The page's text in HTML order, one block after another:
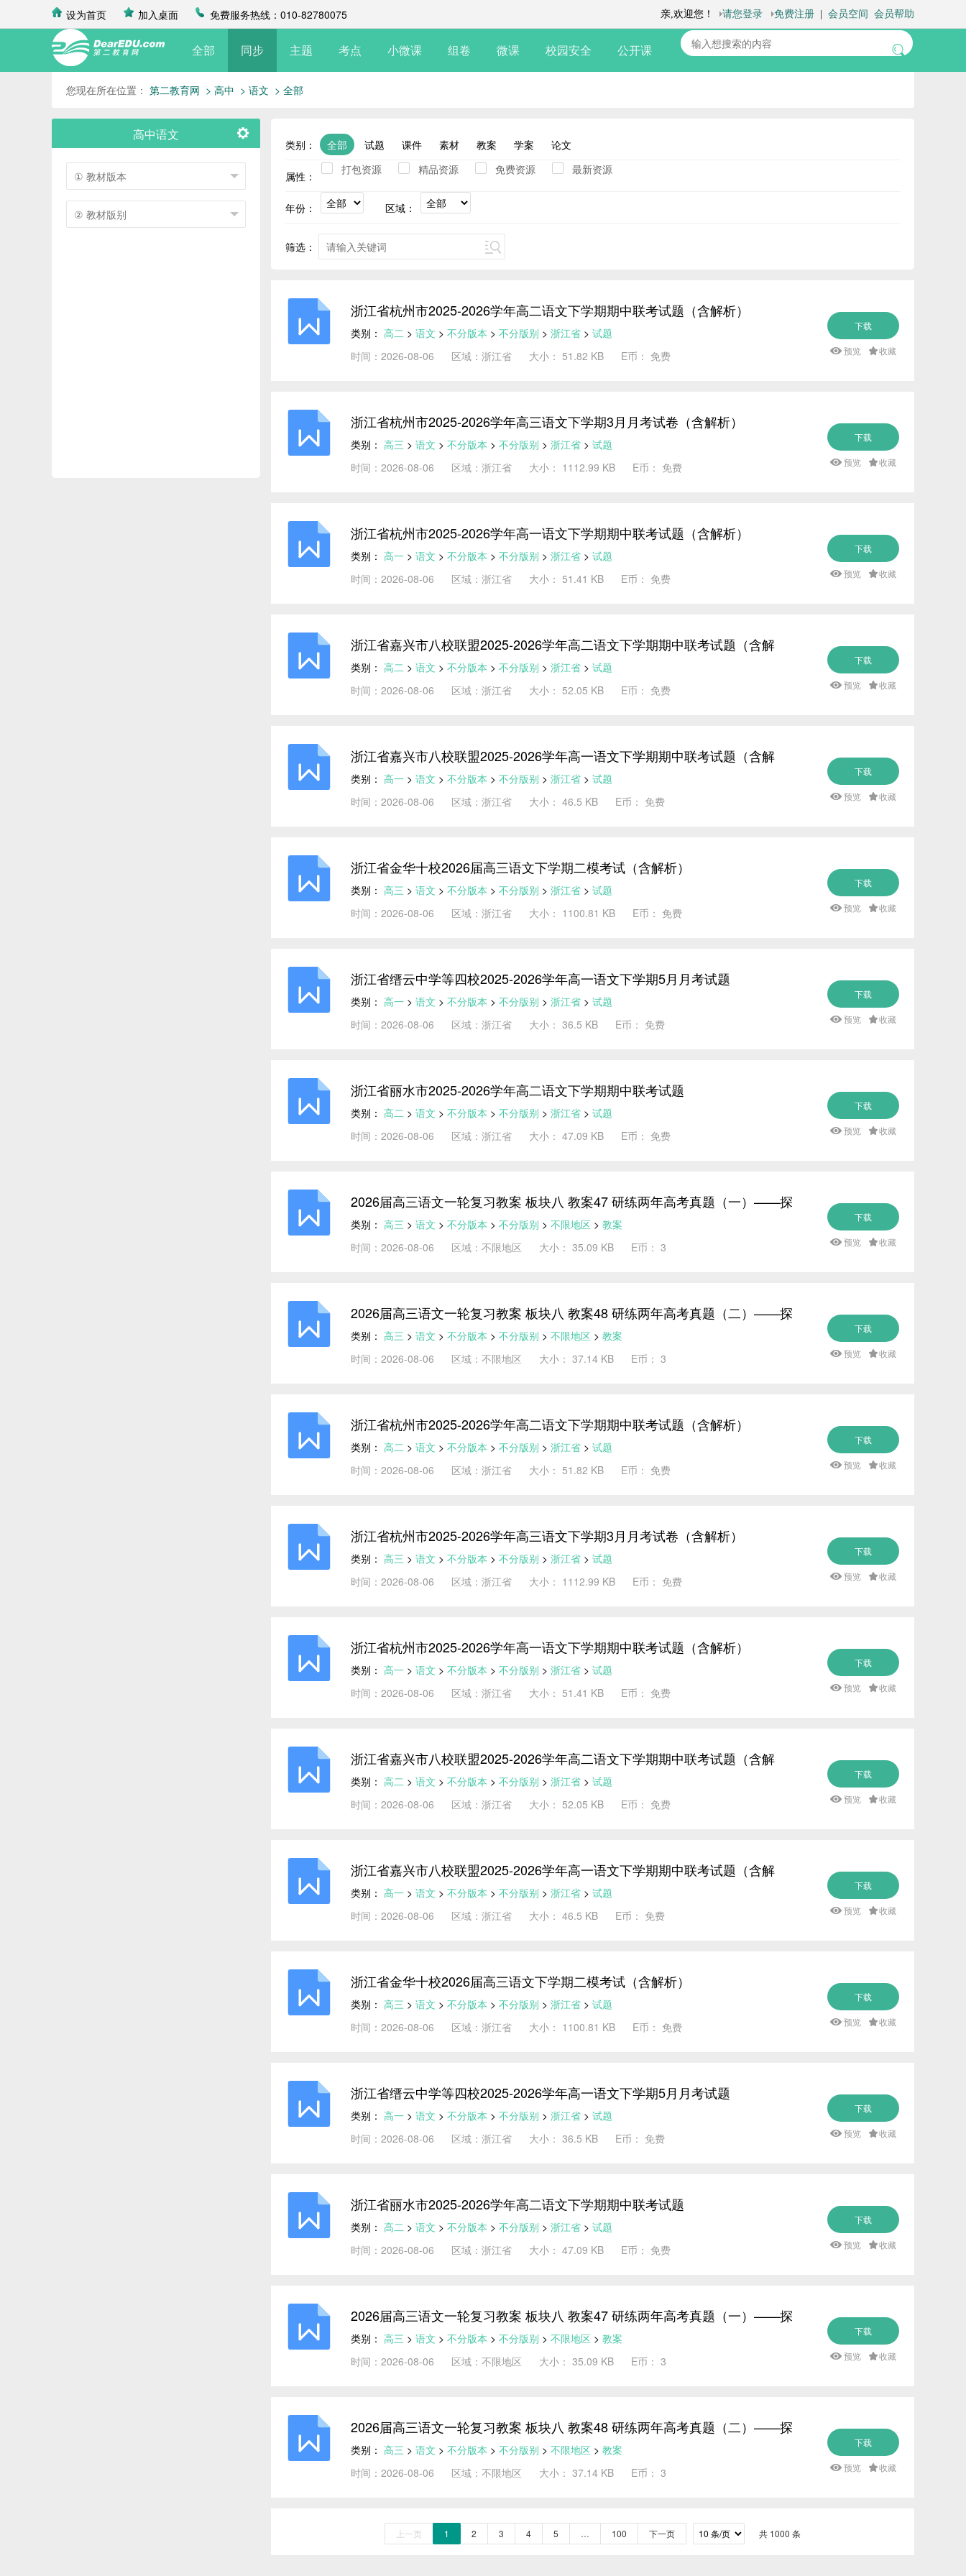
设为首页 加入桌面 免费服务热线：010-82780075
全部 同步 主题 考点 小微课 组卷 微课 校园安全 公开课
您现在所在位置： 第二教育网 > 高中 > 语文 > 全部
高中语文
类别： 全部 试题 课件 素材 教案 学案 论文
属性：
打包资源 精品资源 免费资源 最新资源
年份： 区域：
筛选：
浙江省杭州市2025-2026学年高二语文下学期期中联考试题（含解析）
类别： 高二 > 语文 > 不分版本 > 不分版别 > 浙江省 > 试题
时间：2026-08-06
区域：浙江省 大小： 51.82 KB E币： 免费
下载
预览 收藏
浙江省杭州市2025-2026学年高三语文下学期3月月考试卷（含解析）
类别： 高三 > 语文 > 不分版本 > 不分版别 > 浙江省 > 试题
时间：2026-08-06
区域：浙江省 大小： 1112.99 KB E币： 免费
下载
预览 收藏
浙江省杭州市2025-2026学年高一语文下学期期中联考试题（含解析）
类别： 高一 > 语文 > 不分版本 > 不分版别 > 浙江省 > 试题
时间：2026-08-06
区域：浙江省 大小： 51.41 KB E币： 免费
下载
预览 收藏
浙江省嘉兴市八校联盟2025-2026学年高二语文下学期期中联考试题（含解
析）
类别： 高二 > 语文 > 不分版本 > 不分版别 > 浙江省 > 试题
时间：2026-08-06
区域：浙江省 大小： 52.05 KB E币： 免费
下载
预览 收藏
浙江省嘉兴市八校联盟2025-2026学年高一语文下学期期中联考试题（含解
析）
类别： 高一 > 语文 > 不分版本 > 不分版别 > 浙江省 > 试题
时间：2026-08-06
区域：浙江省 大小： 46.5 KB E币： 免费
下载
预览 收藏
浙江省金华十校2026届高三语文下学期二模考试（含解析）
类别： 高三 > 语文 > 不分版本 > 不分版别 > 浙江省 > 试题
时间：2026-08-06
区域：浙江省 大小： 1100.81 KB E币： 免费
下载
预览 收藏
浙江省缙云中学等四校2025-2026学年高一语文下学期5月月考试题
类别： 高一 > 语文 > 不分版本 > 不分版别 > 浙江省 > 试题
时间：2026-08-06
区域：浙江省 大小： 36.5 KB E币： 免费
下载
预览 收藏
浙江省丽水市2025-2026学年高二语文下学期期中联考试题
类别： 高二 > 语文 > 不分版本 > 不分版别 > 浙江省 > 试题
时间：2026-08-06
区域：浙江省 大小： 47.09 KB E币： 免费
下载
预览 收藏
2026届高三语文一轮复习教案 板块八 教案47 研练两年高考真题（一）——探
究规律，明确方向
类别： 高三 > 语文 > 不分版本 > 不分版别 > 不限地区 > 教案
时间：2026-08-06
区域：不限地区 大小： 35.09 KB E币： 3
下载
预览 收藏
2026届高三语文一轮复习教案 板块八 教案48 研练两年高考真题（二）——探
究规律，明确方向
类别： 高三 > 语文 > 不分版本 > 不分版别 > 不限地区 > 教案
时间：2026-08-06
区域：不限地区 大小： 37.14 KB E币： 3
下载
预览 收藏
浙江省杭州市2025-2026学年高二语文下学期期中联考试题（含解析）
类别： 高二 > 语文 > 不分版本 > 不分版别 > 浙江省 > 试题
时间：2026-08-06
区域：浙江省 大小： 51.82 KB E币： 免费
下载
预览 收藏
浙江省杭州市2025-2026学年高三语文下学期3月月考试卷（含解析）
类别： 高三 > 语文 > 不分版本 > 不分版别 > 浙江省 > 试题
时间：2026-08-06
区域：浙江省 大小： 1112.99 KB E币： 免费
下载
预览 收藏
浙江省杭州市2025-2026学年高一语文下学期期中联考试题（含解析）
类别： 高一 > 语文 > 不分版本 > 不分版别 > 浙江省 > 试题
时间：2026-08-06
区域：浙江省 大小： 51.41 KB E币： 免费
下载
预览 收藏
浙江省嘉兴市八校联盟2025-2026学年高二语文下学期期中联考试题（含解
析）
类别： 高二 > 语文 > 不分版本 > 不分版别 > 浙江省 > 试题
时间：2026-08-06
区域：浙江省 大小： 52.05 KB E币： 免费
下载
预览 收藏
浙江省嘉兴市八校联盟2025-2026学年高一语文下学期期中联考试题（含解
析）
类别： 高一 > 语文 > 不分版本 > 不分版别 > 浙江省 > 试题
时间：2026-08-06
区域：浙江省 大小： 46.5 KB E币： 免费
下载
预览 收藏
浙江省金华十校2026届高三语文下学期二模考试（含解析）
类别： 高三 > 语文 > 不分版本 > 不分版别 > 浙江省 > 试题
时间：2026-08-06
区域：浙江省 大小： 1100.81 KB E币： 免费
下载
预览 收藏
浙江省缙云中学等四校2025-2026学年高一语文下学期5月月考试题
类别： 高一 > 语文 > 不分版本 > 不分版别 > 浙江省 > 试题
时间：2026-08-06
区域：浙江省 大小： 36.5 KB E币： 免费
下载
预览 收藏
浙江省丽水市2025-2026学年高二语文下学期期中联考试题
类别： 高二 > 语文 > 不分版本 > 不分版别 > 浙江省 > 试题
时间：2026-08-06
区域：浙江省 大小： 47.09 KB E币： 免费
下载
预览 收藏
2026届高三语文一轮复习教案 板块八 教案47 研练两年高考真题（一）——探
究规律，明确方向
类别： 高三 > 语文 > 不分版本 > 不分版别 > 不限地区 > 教案
时间：2026-08-06
区域：不限地区 大小： 35.09 KB E币： 3
下载
预览 收藏
2026届高三语文一轮复习教案 板块八 教案48 研练两年高考真题（二）——探
究规律，明确方向
类别： 高三 > 语文 > 不分版本 > 不分版别 > 不限地区 > 教案
时间：2026-08-06
区域：不限地区 大小： 37.14 KB E币： 3
下载
预览 收藏
上一页 1 2 3 4 5 … 100 下一页 共 1000 条